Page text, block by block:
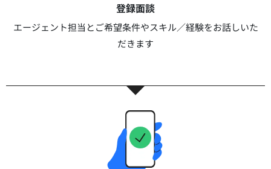
登録面談​​
エージェント担当とご希望条件やスキル／経験をお話しいた
だきます​